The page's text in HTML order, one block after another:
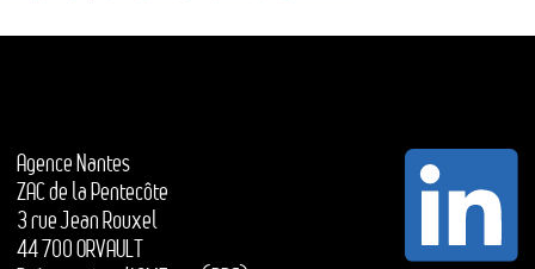
Agence Nantes
ZAC de la Pentecôte
3 rue Jean Rouxel
44 700 ORVAULT